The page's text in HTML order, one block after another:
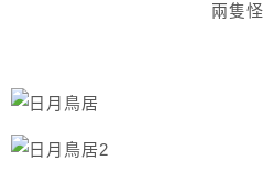
兩隻